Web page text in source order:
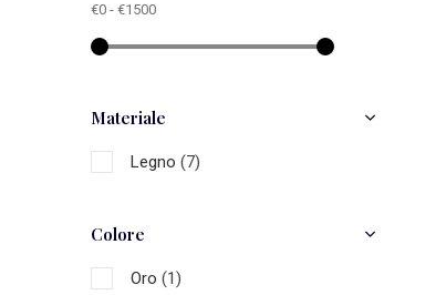
€0 - €1500
Materiale
Legno (7)
Colore
Oro (1)